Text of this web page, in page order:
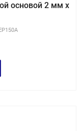
основой 2 мм х